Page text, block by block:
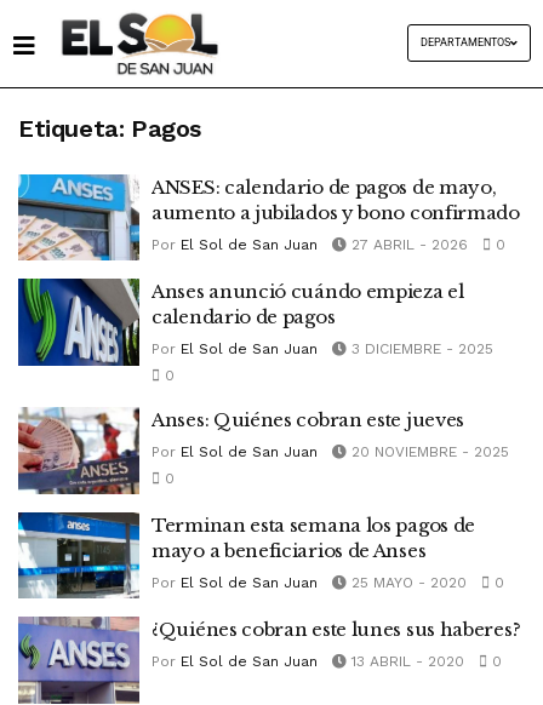
DEPARTAMENTOS
Etiqueta: Pagos
ANSES: calendario de pagos de mayo,
aumento a jubilados y bono confirmado
Por El Sol de San Juan 27 ABRIL - 2026 0
Anses anunció cuándo empieza el
calendario de pagos
Por El Sol de San Juan
3 DICIEMBRE - 2025
0
Anses: Quiénes cobran este jueves
Por El Sol de San Juan
20 NOVIEMBRE - 2025
0
Terminan esta semana los pagos de
mayo a beneficiarios de Anses
Por El Sol de San Juan 25 MAYO - 2020 0
¿Quiénes cobran este lunes sus haberes?
Por El Sol de San Juan 13 ABRIL - 2020 0